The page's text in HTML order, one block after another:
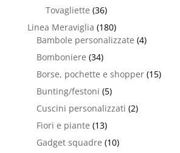
Tovagliette (36)
Linea Meraviglia (180)
Bambole personalizzate (4)
Bomboniere (34)
Borse, pochette e shopper (15)
Bunting/festoni (5)
Cuscini personalizzati (2)
Fiori e piante (13)
Gadget squadre (10)